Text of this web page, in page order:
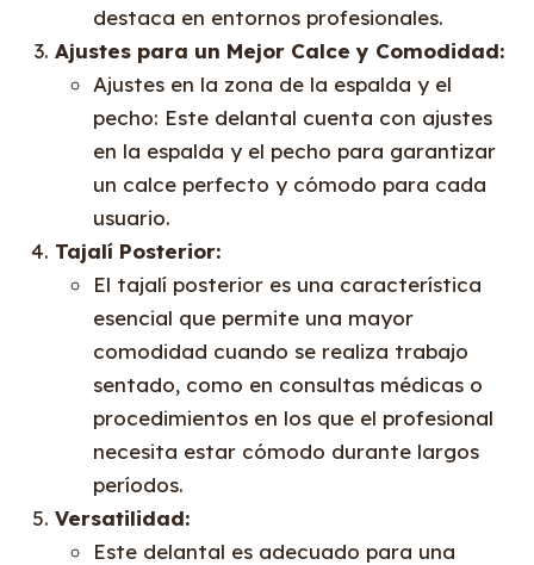
destaca en entornos profesionales.
Ajustes para un Mejor Calce y Comodidad:
Ajustes en la zona de la espalda y el
pecho: Este delantal cuenta con ajustes
en la espalda y el pecho para garantizar
un calce perfecto y cómodo para cada
usuario.
Tajalí Posterior:
El tajalí posterior es una característica
esencial que permite una mayor
comodidad cuando se realiza trabajo
sentado, como en consultas médicas o
procedimientos en los que el profesional
necesita estar cómodo durante largos
períodos.
Versatilidad:
Este delantal es adecuado para una